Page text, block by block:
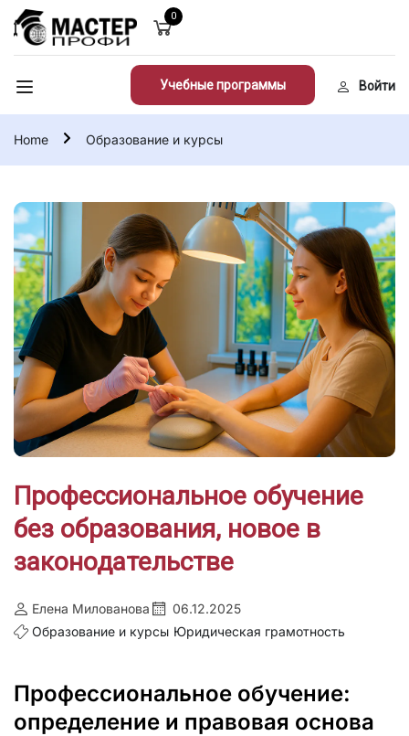
0
Учебные программы Войти
Home Образование и курсы
Профессиональное обучение
без образования, новое в
законодательстве
Елена Милованова
06.12.2025
Образование и курсы Юридическая грамотность
Профессиональное обучение:
определение и правовая основа